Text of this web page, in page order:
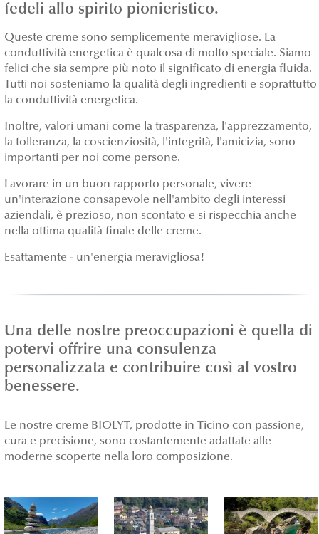
fedeli allo spirito pionieristico.
Queste creme sono semplicemente meravigliose. La
conduttività energetica è qualcosa di molto speciale. Siamo
felici che sia sempre più noto il significato di energia fluida.
Tutti noi sosteniamo la qualità degli ingredienti e soprattutto
la conduttività energetica.
Inoltre, valori umani come la trasparenza, l'apprezzamento,
la tolleranza, la coscienziosità, l'integrità, l'amicizia, sono
importanti per noi come persone.
Lavorare in un buon rapporto personale, vivere
un'interazione consapevole nell'ambito degli interessi
aziendali, è prezioso, non scontato e si rispecchia anche
nella ottima qualità finale delle creme.
Esattamente - un'energia meravigliosa!
Una delle nostre preoccupazioni è quella di
potervi offrire una consulenza
personalizzata e contribuire così al vostro
benessere.
Le nostre creme BIOLYT, prodotte in Ticino con passione,
cura e precisione, sono costantemente adattate alle
moderne scoperte nella loro composizione.